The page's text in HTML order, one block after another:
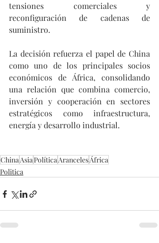
tensiones comerciales y
reconfiguración de cadenas de
suministro.
La decisión refuerza el papel de China
como uno de los principales socios
económicos de África, consolidando
una relación que combina comercio,
inversión y cooperación en sectores
estratégicos como infraestructura,
energía y desarrollo industrial.
ChinaAsiaPolíticaArancelesÁfrica
Politica